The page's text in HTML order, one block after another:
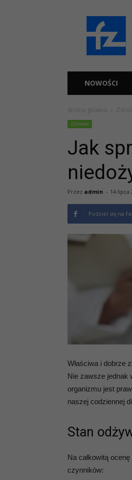
Fabryka
Zdrowia
NOWOŚCI
Strona główna
Zdrowie
Jak
Przez admin - 14 lipca
Podziel się na
Właściwa i dobrze
Nie zawsze jednak
organizmu jest
naszej codziennej
Stan
Na całkowitą
czynników: